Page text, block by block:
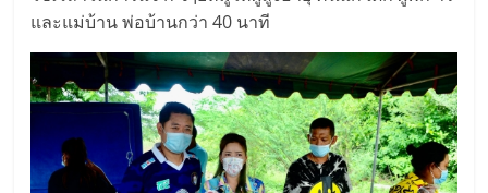
และแม่บ้าน พ่อบ้านกว่า 40 นาที